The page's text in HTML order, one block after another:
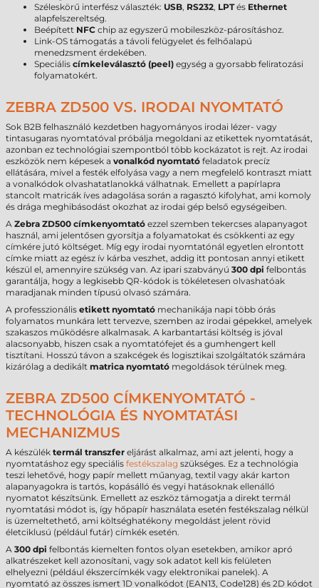
Széleskörű interfész választék: USB, RS232, LPTés Ethernet
alapfelszereltség.
Beépített NFC chip az egyszerű mobileszköz-párosításhoz.
Link-OS támogatás a távoli felügyelet és felhőalapú
menedzsment érdekében.
Speciális címkeleválasztó (peel) egység a gyorsabb feliratozási
folyamatokért.
ZEBRA ZD500 VS. IRODAI NYOMTATÓ
Sok B2B felhasználó kezdetben hagyományos irodai lézer- vagy
tintasugaras nyomtatóval próbálja megoldani az etikettek nyomtatását,
azonban ez technológiai szempontból több kockázatot is rejt. Az irodai
eszközök nem képesek a vonalkód nyomtató feladatok precíz
ellátására, mivel a festék elfolyása vagy a nem megfelelő kontraszt miatt
a vonalkódok olvashatatlanokká válhatnak. Emellett a papírlapra
stancolt matricák íves adagolása során a ragasztó kifolyhat, ami komoly
és drága meghibásodást okozhat az irodai gép belső egységeiben.
A Zebra ZD500 címkenyomtató ezzel szemben tekercses alapanyagot
használ, ami jelentősen gyorsítja a folyamatokat és csökkenti az egy
címkére jutó költséget. Míg egy irodai nyomtatónál egyetlen elrontott
címke miatt az egész ív kárba veszhet, addig itt pontosan annyi etikett
készül el, amennyire szükség van. Az ipari szabványú 300 dpi felbontás
garantálja, hogy a legkisebb QR-kódok is tökéletesen olvashatóak
maradjanak minden típusú olvasó számára.
A professzionális etikett nyomtató mechanikája napi több órás
folyamatos munkára lett tervezve, szemben az irodai gépekkel, amelyek
szakaszos működésre alkalmasak. A karbantartási költség is jóval
alacsonyabb, hiszen csak a nyomtatófejet és a gumhengert kell
tisztítani. Hosszú távon a szakcégek és logisztikai szolgáltatók számára
kizárólag a dedikált matrica nyomtató megoldások térülnek meg.
ZEBRA ZD500 CÍMKENYOMTATÓ -
TECHNOLÓGIA ÉS NYOMTATÁSI
MECHANIZMUS
A készülék termál transzfer eljárást alkalmaz, ami azt jelenti, hogy a
nyomtatáshoz egy speciális festékszalag szükséges. Ez a technológia
teszi lehetővé, hogy papír mellett műanyag, textil vagy akár karton
alapanyagokra is tartós, kopásálló és vegyi hatásoknak ellenálló
nyomatot készítsünk. Emellett az eszköz támogatja a direkt termál
nyomtatási módot is, így hőpapír használata esetén festékszalag nélkül
is üzemeltethető, ami költséghatékony megoldást jelent rövid
életciklusú (például futár) címkék esetén.
A 300 dpi felbontás kiemelten fontos olyan esetekben, amikor apró
alkatrészeket kell azonosítani, vagy sok adatot kell kis felületen
elhelyezni (például ékszercímkék vagy elektronikai panelek). A
nyomtató az összes ismert 1D vonalkódot (EAN13, Code128) és 2D kódot